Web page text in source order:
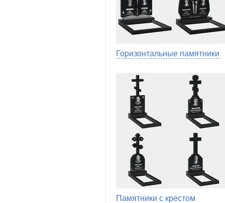
Горизонтальные памятники
Памятники с крестом